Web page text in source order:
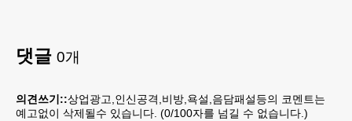
댓글 0개
의견쓰기::상업광고,인신공격,비방,욕설,음담패설등의 코멘트는
예고없이 삭제될수 있습니다. (0/100자를 넘길 수 없습니다.)